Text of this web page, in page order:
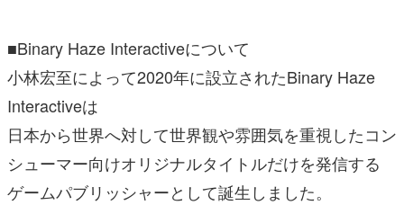
■Binary Haze Interactiveについて
小林宏至によって2020年に設立されたBinary Haze
Interactiveは
日本から世界へ対して世界観や雰囲気を重視したコン
シューマー向けオリジナルタイトルだけを発信する
ゲームパブリッシャーとして誕生しました。